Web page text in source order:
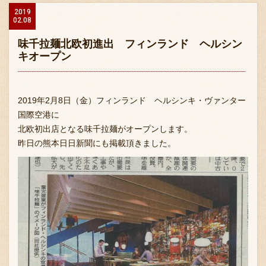
2019
02.08
味千拉麺北欧初進出 フィンランド ヘルシン
キオープン
2019年2月8日（金）フィンランド ヘルシンキ・ヴァンター
国際空港に
北欧初出店となる味千拉麺がオープンします。
昨日の熊本日日新聞にも掲載頂きました。